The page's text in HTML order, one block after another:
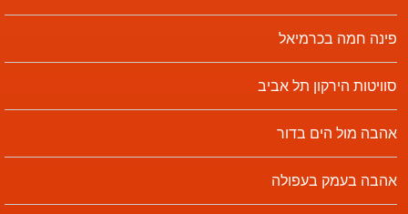
פינה חמה בכרמיאל
סוויטות הירקון תל אביב
אהבה מול הים בדור
אהבה בעמק בעפולה